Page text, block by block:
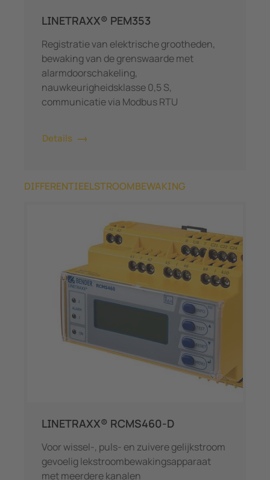
LINETRAXX® PEM353
Registratie van elektrische grootheden,
bewaking van de grenswaarde met
alarmdoorschakeling,
nauwkeurigheidsklasse 0,5 S,
communicatie via Modbus RTU
Details
DIFFERENTIEELSTROOMBEWAKING
LINETRAXX® RCMS460-D
Voor wissel-, puls- en zuivere gelijkstroom
gevoelig lekstroombewakingsapparaat
met meerdere kanalen